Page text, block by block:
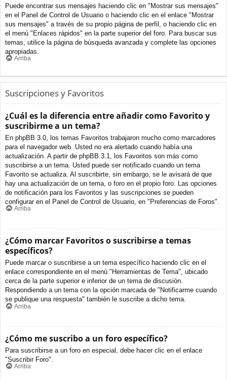
Puede encontrar sus mensajes haciendo clic en "Mostrar sus mensajes"
en el Panel de Control de Usuario o haciendo clic en el enlace "Mostrar
sus mensajes" a través de su propio página de perfil, o haciendo clic en
el menú "Enlaces rápidos" en la parte superior del foro. Para buscar sus
temas, utilice la página de búsqueda avanzada y complete las opciones
apropiadas.
Arriba
Suscripciones y Favoritos
¿Cuál es la diferencia entre añadir como Favorito y
suscribirme a un tema?
En phpBB 3.0, los temas Favoritos trabajaron mucho como marcadores
para el navegador web. Usted no era alertado cuando había una
actualización. A partir de phpBB 3.1, los Favoritos son más como
suscribirse a un tema. Usted puede ser notificado cuando un tema
Favorito se actualiza. Al suscribirte, sin embargo, se le avisará de que
hay una actualización de un tema, o foro en el propio foro. Las opciones
de notificación para los Favoritos y las suscripciones se pueden
configurar en el Panel de Control de Usuario, en "Preferencias de Foros".
Arriba
¿Cómo marcar Favoritos o suscribirse a temas
específicos?
Puede marcar o suscribirse a un tema específico haciendo clic en el
enlace correspondiente en el menú "Herramientas de Tema", ubicado
cerca de la parte superior e inferior de un tema de discusión.
Respondiendo a un tema con la opción marcada de "Notificarme cuando
se publique una respuesta" también le suscribe a dicho tema.
Arriba
¿Cómo me suscribo a un foro específico?
Para suscribirse a un foro en especial, debe hacer clic en el enlace
"Suscribir Foro".
Arriba